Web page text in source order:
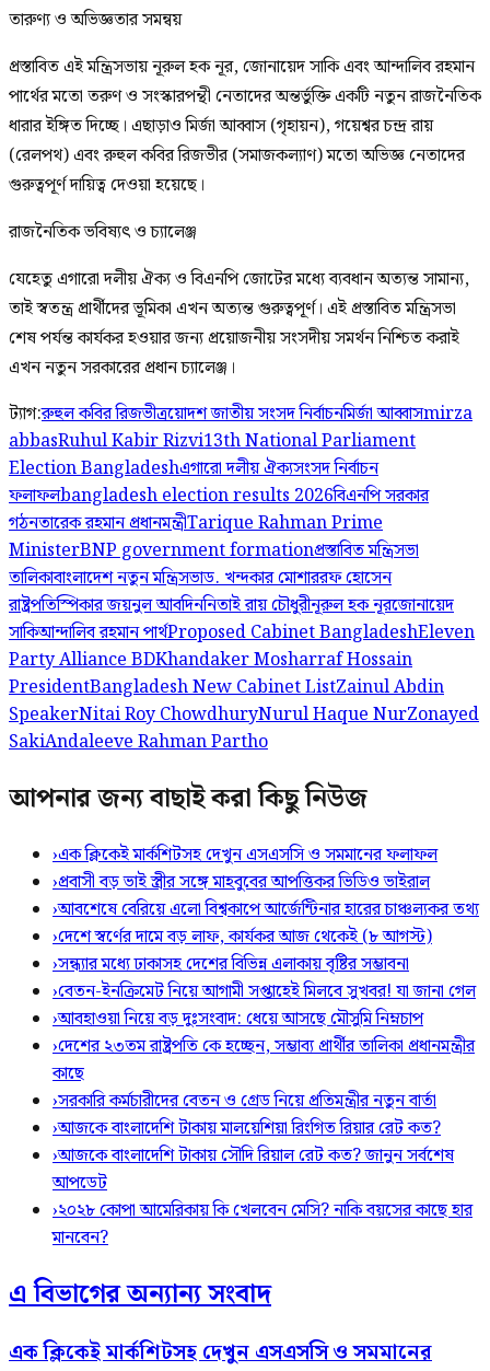
তারুণ্য ও অভিজ্ঞতার সমন্বয়
প্রস্তাবিত এই মন্ত্রিসভায় নূরুল হক নূর, জোনায়েদ সাকি এবং আন্দালিব রহমান
পার্থের মতো তরুণ ও সংস্কারপন্থী নেতাদের অন্তর্ভুক্তি একটি নতুন রাজনৈতিক
ধারার ইঙ্গিত দিচ্ছে। এছাড়াও মির্জা আব্বাস (গৃহায়ন), গয়েশ্বর চন্দ্র রায়
(রেলপথ) এবং রুহুল কবির রিজভীর (সমাজকল্যাণ) মতো অভিজ্ঞ নেতাদের
গুরুত্বপূর্ণ দায়িত্ব দেওয়া হয়েছে।
রাজনৈতিক ভবিষ্যৎ ও চ্যালেঞ্জ
যেহেতু এগারো দলীয় ঐক্য ও বিএনপি জোটের মধ্যে ব্যবধান অত্যন্ত সামান্য,
তাই স্বতন্ত্র প্রার্থীদের ভূমিকা এখন অত্যন্ত গুরুত্বপূর্ণ। এই প্রস্তাবিত মন্ত্রিসভা
শেষ পর্যন্ত কার্যকর হওয়ার জন্য প্রয়োজনীয় সংসদীয় সমর্থন নিশ্চিত করাই
এখন নতুন সরকারের প্রধান চ্যালেঞ্জ।
ট্যাগ:রুহুল কবির রিজভীত্রয়োদশ জাতীয় সংসদ নির্বাচনমির্জা আব্বাসmirza
abbasRuhul Kabir Rizvi13th National Parliament
Election Bangladeshএগারো দলীয় ঐক্যসংসদ নির্বাচন
ফলাফলbangladesh election results 2026বিএনপি সরকার
গঠনতারেক রহমান প্রধানমন্ত্রীTarique Rahman Prime
MinisterBNP government formationপ্রস্তাবিত মন্ত্রিসভা
তালিকাবাংলাদেশ নতুন মন্ত্রিসভাড. খন্দকার মোশাররফ হোসেন
রাষ্ট্রপতিস্পিকার জয়নুল আবদিননিতাই রায় চৌধুরীনূরুল হক নূরজোনায়েদ
সাকিআন্দালিব রহমান পার্থProposed Cabinet BangladeshEleven
Party Alliance BDKhandaker Mosharraf Hossain
PresidentBangladesh New Cabinet ListZainul Abdin
SpeakerNitai Roy ChowdhuryNurul Haque NurZonayed
SakiAndaleeve Rahman Partho
আপনার জন্য বাছাই করা কিছু নিউজ
›এক ক্লিকেই মার্কশিটসহ দেখুন এসএসসি ও সমমানের ফলাফল
›প্রবাসী বড় ভাই স্ত্রীর সঙ্গে মাহবুবের আপত্তিকর ভিডিও ভাইরাল ​
›আবশেষে বেরিয়ে এলো বিশ্বকাপে আর্জেন্টিনার হারের চাঞ্চল্যকর তথ্য
›দেশে স্বর্ণের দামে বড় লাফ, কার্যকর আজ থেকেই (৮ আগস্ট)
›সন্ধ্যার মধ্যে ঢাকাসহ দেশের বিভিন্ন এলাকায় বৃষ্টির সম্ভাবনা
›বেতন-ইনক্রিমেট নিয়ে আগামী সপ্তাহেই মিলবে সুখবর! যা জানা গেল
›আবহাওয়া নিয়ে বড় দুঃসংবাদ: ধেয়ে আসছে মৌসুমি নিম্নচাপ
›দেশের ২৩তম রাষ্ট্রপতি কে হচ্ছেন, সম্ভাব্য প্রার্থীর তালিকা প্রধানমন্ত্রীর
কাছে
›সরকারি কর্মচারীদের বেতন ও গ্রেড নিয়ে প্রতিমন্ত্রীর নতুন বার্তা
›আজকে বাংলাদেশি টাকায় মালয়েশিয়া রিংগিত রিয়ার রেট কত?
›আজকে বাংলাদেশি টাকায় সৌদি রিয়াল রেট কত? জানুন সর্বশেষ
আপডেট
›২০২৮ কোপা আমেরিকায় কি খেলবেন মেসি? নাকি বয়সের কাছে হার
মানবেন?
এ বিভাগের অন্যান্য সংবাদ
এক ক্লিকেই মার্কশিটসহ দেখুন এসএসসি ও সমমানের